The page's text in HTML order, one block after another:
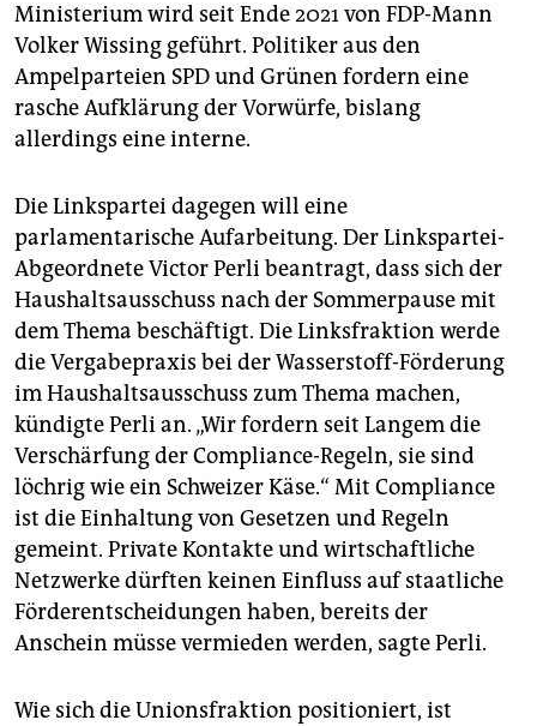
Ministerium wird seit Ende 2021 von FDP-Mann
Volker Wissing geführt. Politiker aus den
Ampelparteien SPD und Grünen fordern eine
rasche Aufklärung der Vorwürfe, bislang
allerdings eine interne.
Die Linkspartei dagegen will eine
parlamentarische Aufarbeitung. Der Linkspartei-
Abgeordnete Victor Perli beantragt, dass sich der
Haushaltsausschuss nach der Sommerpause mit
dem Thema beschäftigt. Die Linksfraktion werde
die Vergabepraxis bei der Wasserstoff-Förderung
im Haushaltsausschuss zum Thema machen,
kündigte Perli an. „Wir fordern seit Langem die
Verschärfung der Compliance-Regeln, sie sind
löchrig wie ein Schweizer Käse.“ Mit Compliance
ist die Einhaltung von Gesetzen und Regeln
gemeint. Private Kontakte und wirtschaftliche
Netzwerke dürften keinen Einfluss auf staatliche
Förderentscheidungen haben, bereits der
Anschein müsse vermieden werden, sagte Perli.
Wie sich die Unionsfraktion positioniert, ist